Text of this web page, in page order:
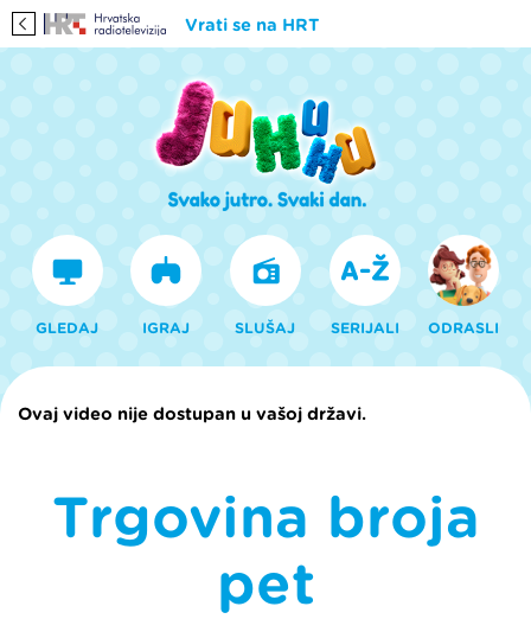
Vrati se na HRT
GLEDAJ IGRAJ SLUŠAJ SERIJALI ODRASLI
Ovaj video nije dostupan u vašoj državi.
Trgovina broja
pet